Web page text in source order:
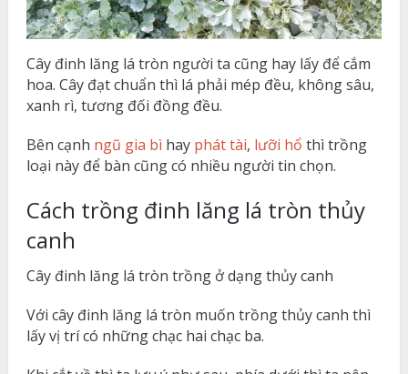
Cây đinh lăng lá tròn người ta cũng hay lấy để cắm
hoa. Cây đạt chuẩn thì lá phải mép đều, không sâu,
xanh rì, tương đối đồng đều.
Bên cạnh ngũ gia bìhay phát tài, lưỡi hổ thì trồng
loại này để bàn cũng có nhiều người tin chọn.
Cách trồng đinh lăng lá tròn thủy
canh
Cây đinh lăng lá tròn trồng ở dạng thủy canh
Với cây đinh lăng lá tròn muốn trồng thủy canh thì
lấy vị trí có những chạc hai chạc ba.